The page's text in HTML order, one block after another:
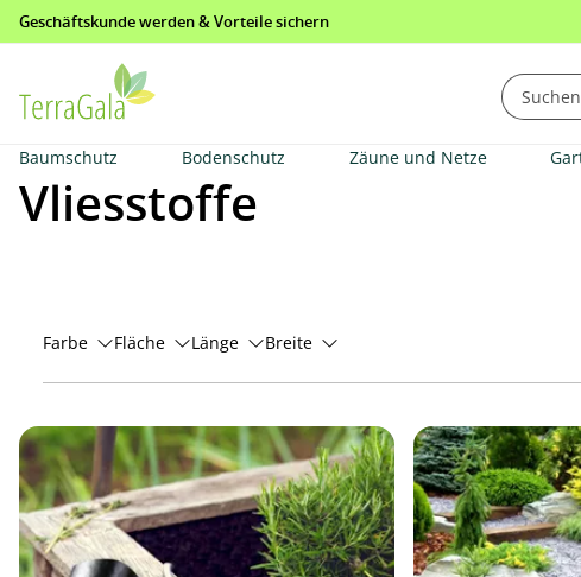
Zur Hauptnavigation springen
Geschäftskunde werden & Vorteile sichern
Baumschutz Bodenschutz Zäune und Netze
Vliesstoffe
Farbe Fläche Länge Breite